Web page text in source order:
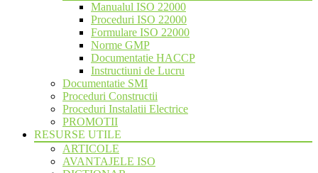
Manualul ISO 22000
Proceduri ISO 22000
Formulare ISO 22000
Norme GMP
Documentatie HACCP
Instructiuni de Lucru
Documentatie SMI
Proceduri Constructii
Proceduri Instalatii Electrice
PROMOTII
RESURSE UTILE
ARTICOLE
AVANTAJELE ISO